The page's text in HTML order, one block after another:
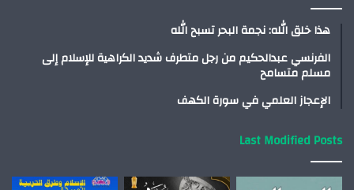
هذا خلق الله: نجمة البحر تسبح الله
الفرنسي عبدالحكيم من رجل متطرف شديد الكراهية للإسلام إلى
مسلم متسامح
الإعجاز العلمي في سورة الكهف
Last Modified Posts